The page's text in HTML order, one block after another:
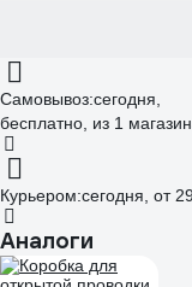
Самовывоз:сегодня,
бесплатно , из 1
Курьером:сегодня, от
Аналоги